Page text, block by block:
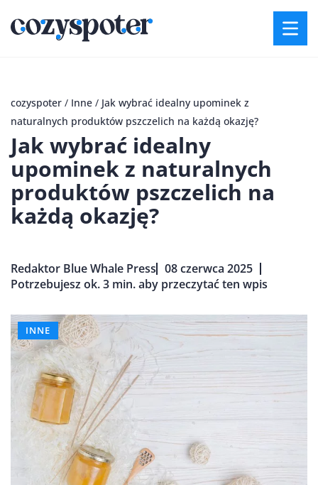
cozyspoter / Inne / Jak wybrać idealny upominek z
naturalnych produktów pszczelich na każdą okazję?
Jak wybrać idealny
upominek z naturalnych
produktów pszczelich na
każdą okazję?
Redaktor Blue Whale Press 08 czerwca 2025
Potrzebujesz ok. 3 min. aby przeczytać ten wpis
INNE